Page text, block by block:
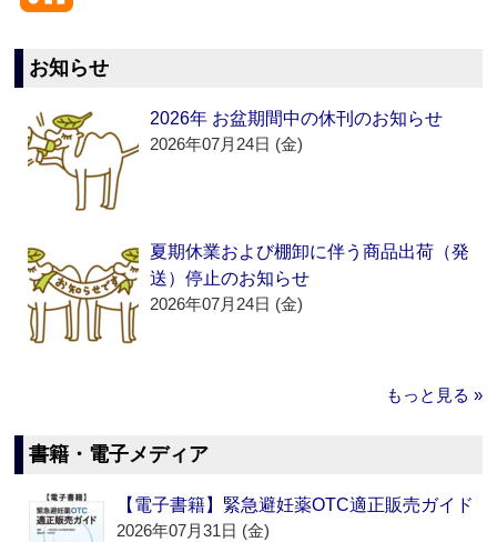
お知らせ
2026年 お盆期間中の休刊のお知らせ
2026年07月24日 (金)
夏期休業および棚卸に伴う商品出荷（発
送）停止のお知らせ
2026年07月24日 (金)
もっと見る »
書籍・電子メディア
【電子書籍】緊急避妊薬OTC適正販売ガイド
2026年07月31日 (金)